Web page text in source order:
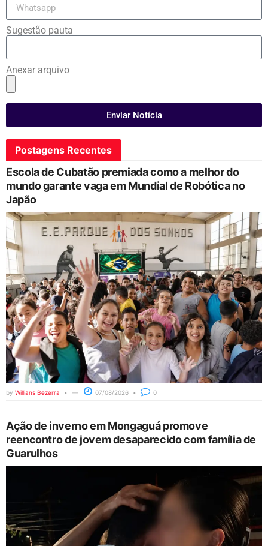
Sugestão pauta
Anexar arquivo
Enviar Notícia
Postagens Recentes
Escola de Cubatão premiada como a melhor do
mundo garante vaga em Mundial de Robótica no
Japão
by Willians Bezerra 07/08/2026 0
Ação de inverno em Mongaguá promove
reencontro de jovem desaparecido com família de
Guarulhos